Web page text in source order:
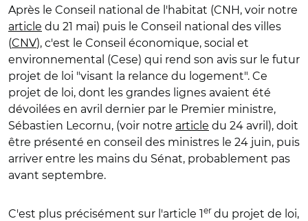
Après le Conseil national de l'habitat (CNH, voir notre
article du 21 mai) puis le Conseil national des villes
(CNV), c'est le Conseil économique, social et
environnemental (Cese) qui rend son avis sur le futur
projet de loi "visant la relance du logement". Ce
projet de loi, dont les grandes lignes avaient été
dévoilées en avril dernier par le Premier ministre,
Sébastien Lecornu, (voir notre article du 24 avril), doit
être présenté en conseil des ministres le 24 juin, puis
arriver entre les mains du Sénat, probablement pas
avant septembre.
C'est plus précisément sur l'article 1er du projet de loi,